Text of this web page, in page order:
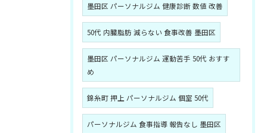
墨田区 パーソナルジム 健康診断 数値 改善
50代 内臓脂肪 減らない 食事改善 墨田区
墨田区 パーソナルジム 運動苦手 50代 おすす
め
錦糸町 押上 パーソナルジム 個室 50代
パーソナルジム 食事指導 報告なし 墨田区